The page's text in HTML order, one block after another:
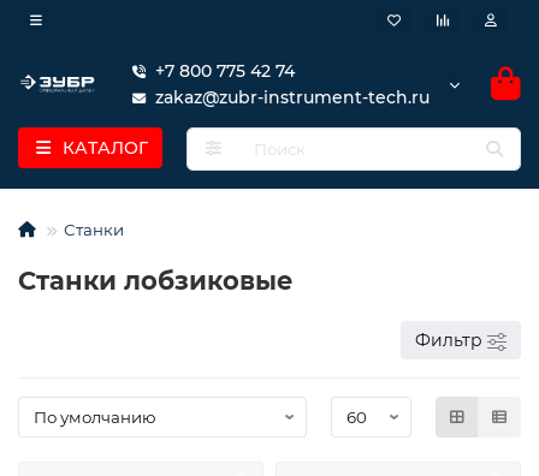
+7 800 775 42 74
zakaz@zubr-instrument-tech.ru
КАТАЛОГ
Станки
Станки лобзиковые
Фильтр